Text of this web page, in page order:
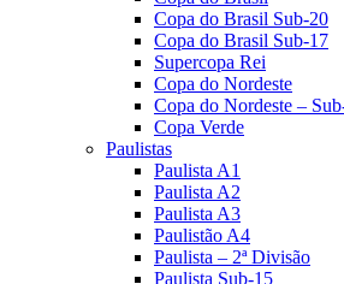
Copa do Brasil Sub-20
Copa do Brasil Sub-17
Supercopa Rei
Copa do Nordeste
Copa do Nordeste –
Copa Verde
Paulistas
Paulista A1
Paulista A2
Paulista A3
Paulistão A4
Paulista – 2ª Divisão
Paulista Sub-15